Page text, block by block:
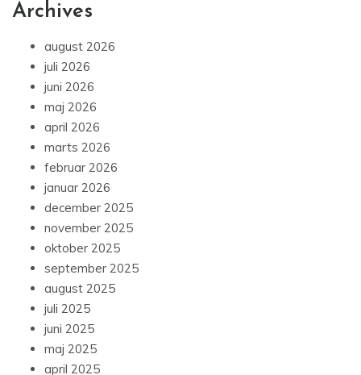
Archives
august 2026
juli 2026
juni 2026
maj 2026
april 2026
marts 2026
februar 2026
januar 2026
december 2025
november 2025
oktober 2025
september 2025
august 2025
juli 2025
juni 2025
maj 2025
april 2025